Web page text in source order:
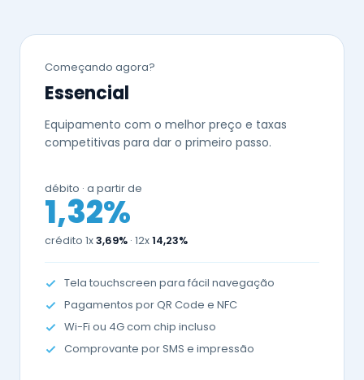
Começando agora?
Essencial
Equipamento com o melhor preço e taxas
competitivas para dar o primeiro passo.
débito · a partir de
1,32%
crédito 1x3,69% · 12x14,23%
Tela touchscreen para fácil navegação
Pagamentos por QR Code e NFC
Wi-Fi ou 4G com chip incluso
Comprovante por SMS e impressão